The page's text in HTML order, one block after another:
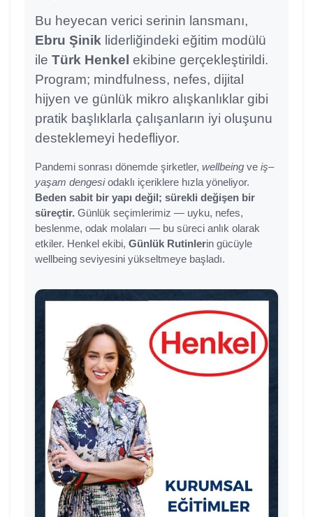
Bu heyecan verici serinin lansmanı,
Ebru Şinik liderliğindeki eğitim modülü
ile Türk Henkel ekibine gerçekleştirildi.
Program; mindfulness, nefes, dijital
hijyen ve günlük mikro alışkanlıklar gibi
pratik başlıklarla çalışanların iyi oluşunu
desteklemeyi hedefliyor.
Pandemi sonrası dönemde şirketler, wellbeing ve iş–
yaşam dengesiodaklı içeriklere hızla yöneliyor.
Beden sabit bir yapı değil; sürekli değişen bir
süreçtir. Günlük seçimlerimiz — uyku, nefes,
beslenme, odak molaları — bu süreci anlık olarak
etkiler. Henkel ekibi, Günlük Rutinlerin gücüyle
wellbeing seviyesini yükseltmeye başladı.